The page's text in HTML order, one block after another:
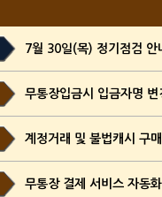
7월 30일(목) 정기점검
무통장입금시 입금자명 변
계정거래 및 불법캐시 구
무통장 결제 서비스 자동